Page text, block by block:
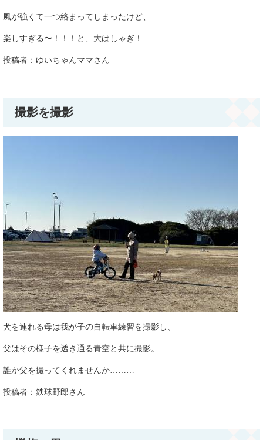
風が強くて一つ絡まってしまったけど、
楽しすぎる〜！！！と、大はしゃぎ！​
投稿者：ゆいちゃんママさん​​​​
撮影を撮影
犬を連れる母は我が子の自転車練習を撮影し、
父はその様子を透き通る青空と共に撮影。
誰か父を撮ってくれませんか………
投稿者：鉄球野郎さん​​​​​​